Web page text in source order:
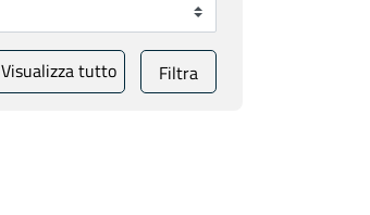
Visualizza tutto Filtra